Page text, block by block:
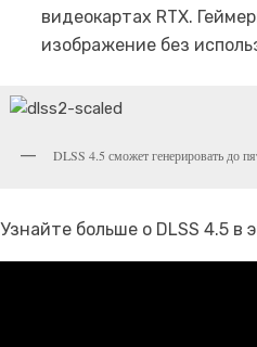
видеокартах RTX.
изображение без
DLSS 4.5 сможет генерировать до
Узнайте больше о DLSS 4.5 в